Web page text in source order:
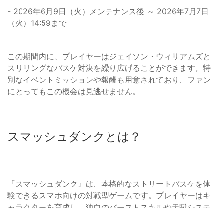
- 2026年6月9日（火）メンテナンス後 ～ 2026年7月7日
（火）14:59まで
この期間内に、プレイヤーはジェイソン・ウィリアムズと
スリリングなバスケ対決を繰り広げることができます。特
別なイベントミッションや報酬も用意されており、ファン
にとってもこの機会は見逃せません。
スマッシュダンクとは？
『スマッシュダンク』は、本格的なストリートバスケを体
験できるスマホ向けの対戦型ゲームです。プレイヤーはキ